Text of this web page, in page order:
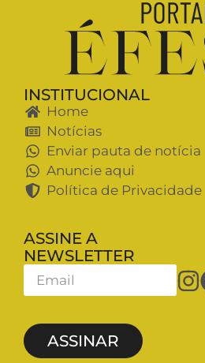
INSTITUCIONAL
Home
Notícias
Enviar pauta de notícia
Anuncie aqui
Política de Privacidade
ASSINE A
NEWSLETTER
ASSINAR